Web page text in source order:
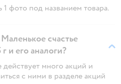
фото под названием товара.
счастье
и его аналоги?
много акций и
с ними в разделе акций